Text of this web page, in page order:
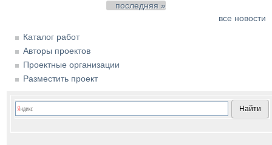
последняя »
все новости
Каталог работ
Авторы проектов
Проектные организации
Разместить проект